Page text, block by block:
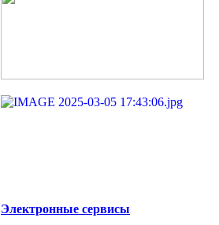
Электронные сервисы